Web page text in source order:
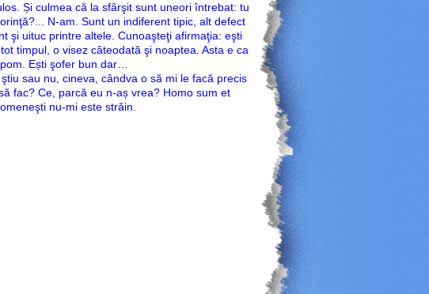
Și culmea că la sfârşit sunt uneori întrebat: tu
N-am. Sunt un indiferent tipic, alt defect
şi uituc printre altele. Cunoaşteţi afirmaţia: eşti
timpul, o visez câteodată şi noaptea. Asta e ca
Ești şofer bun dar…
sau nu, cineva, cândva o să mi le facă precis
fac? Ce, parcă eu n-aș vrea? Homo sum et
nu-mi este străin.